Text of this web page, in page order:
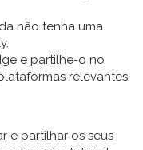
não tenha uma
e partilhe-o no
relevantes.
e partilhar os seus